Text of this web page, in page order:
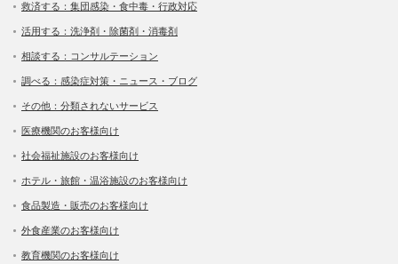
救済する：集団感染・食中毒・行政対応
活用する：洗浄剤・除菌剤・消毒剤
相談する：コンサルテーション
調べる：感染症対策・ニュース・ブログ
その他：分類されないサービス
医療機関のお客様向け
社会福祉施設のお客様向け
ホテル・旅館・温浴施設のお客様向け
食品製造・販売のお客様向け
外食産業のお客様向け
教育機関のお客様向け